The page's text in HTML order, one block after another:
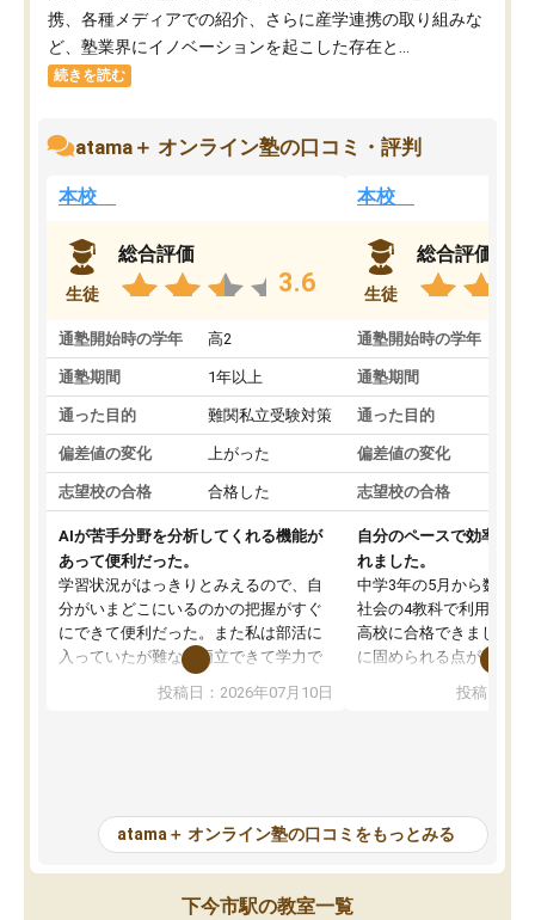
携、各種メディアでの紹介、さらに産学連携の取り組みな
ど、塾業界にイノベーションを起こした存在と...
続きを読む
atama＋ オンライン塾の口コミ・評判
本校
生徒
総合評価
3.6
通塾開始時の学年 高2
通塾期間 1年以上
通った目的 難関私立受験対策
偏差値の変化 上がった
志望校の合格 合格した
AIが苦手分野を分析してくれる機能が
あって便利だった。
学習状況がはっきりとみえるので、自
分がいまどこにいるのかの把握がすぐ
にできて便利だった。また私は部活に
入っていたが難なく両立できて学力で
も部活でも結果を残すことができてよ
かった。また問題演習の際に、自分が
が、自分で自分の管理ができない人に
とっては難しい部分もあるのではない
かと思った。
投稿日：2026年07月10日
本校
生徒
総合評価
通塾開始時の学年
通塾期間
通った目的
偏差値の変化
志望校の合格
自分のペースで効率よく
れました。
中学3年の5月から数学・
社会の4教科で利用し、
高校に合格できました。
に固められる点が魅力で
項目のおかげで、手軽
元数が可視化されるので
しながら意欲的に取り組
常に効果を実感している
投稿日：
atama＋ オンライン塾の口コミをもっとみる
下今市駅の教室一覧